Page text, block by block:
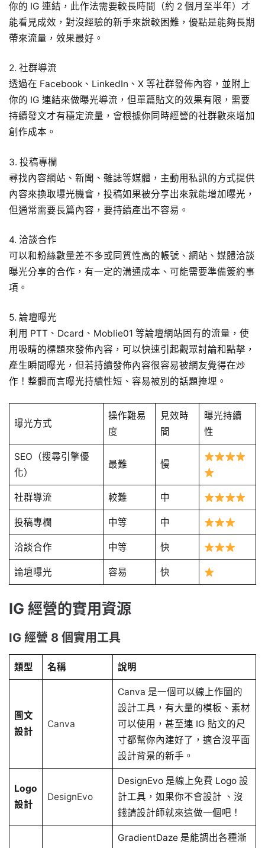
你的 IG 連結，此作法需要較長時間（約 2 個月至半年）才
能看見成效，對沒經驗的新手來說較困難，優點是能夠長期
帶來流量，效果最好。
2. 社群導流
透過在 Facebook、LinkedIn、X 等社群發佈內容，並附上
你的 IG 連結來做曝光導流，但單篇貼文的效果有限，需要
持續發文才有穩定流量，會根據你同時經營的社群數來增加
創作成本。
3. 投稿專欄
尋找內容網站、新聞、雜誌等媒體，主動用私訊的方式提供
內容來換取曝光機會，投稿如果被分享出來就能增加曝光，
但通常需要長篇內容，要持續產出不容易。
4. 洽談合作
可以和粉絲數量差不多或同質性高的帳號、網站、媒體洽談
曝光分享的合作，有一定的溝通成本、可能需要準備簽約事
項。
5. 論壇曝光
利用 PTT、Dcard、Moblie01 等論壇網站固有的流量，使
用吸睛的標題來發佈內容，可以快速引起觀眾討論和點擊，
產生瞬間曝光，但若持續發佈內容很容易被網友覺得在炒
作！整體而言曝光持續性短、容易被別的話題掩埋。
曝光方式
操作難易
度
見效時
間
曝光持續
性
SEO（搜尋引擎優
化）
最難 慢
社群導流 較難 中
投稿專欄 中等 中
洽談合作 中等 快
論壇曝光 容易 快
IG 經營的實用資源
IG 經營 8 個實用工具
類型 名稱 說明
圖文
設計
Canva
Canva 是一個可以線上作圖的
設計工具，有大量的模板、素材
可以使用，甚至連 IG 貼文的尺
寸都幫你內建好了，適合沒平面
設計背景的新手。
Logo
設計
DesignEvo
DesignEvo 是線上免費 Logo 設
計工具，如果你不會設計 、沒
錢請設計師就來這做一個吧！
GradientDaze 是能調出各種漸